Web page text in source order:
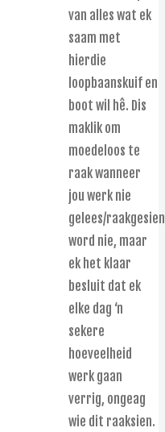
van alles wat ek
saam met
hierdie
loopbaanskuif en
boot wil hê. Dis
maklik om
moedeloos te
raak wanneer
jou werk nie
gelees/
word nie, maar
ek het klaar
besluit dat ek
elke dag ‘n
sekere
hoeveelheid
werk gaan
verrig, ongeag
wie dit raaksien.